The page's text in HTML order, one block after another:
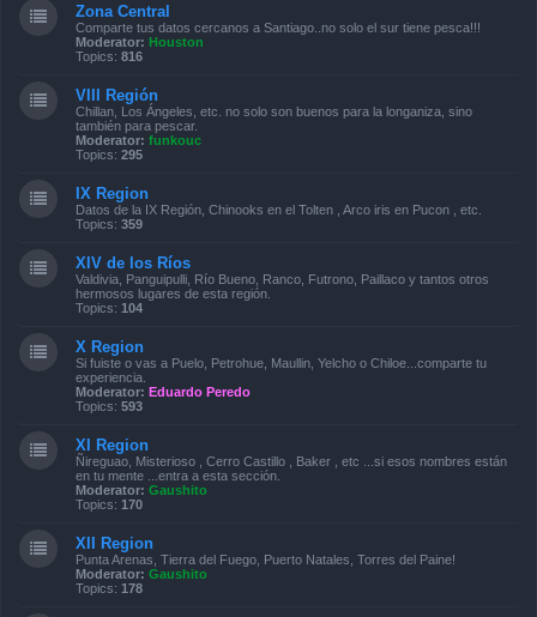
Zona Central
Comparte tus datos cercanos a Santiago..no solo el sur tiene pesca!!!
Moderator: Houston
Topics: 816
VIII Región
Chillan, Los Ángeles, etc. no solo son buenos para la longaniza, sino
también para pescar.
Moderator: funkouc
Topics: 295
IX Region
Datos de la IX Región, Chinooks en el Tolten , Arco iris en Pucon , etc.
Topics: 359
XIV de los Ríos
Valdivia, Panguipulli, Río Bueno, Ranco, Futrono, Paillaco y tantos otros
hermosos lugares de esta región.
Topics: 104
X Region
Si fuiste o vas a Puelo, Petrohue, Maullin, Yelcho o Chiloe...comparte tu
experiencia.
Moderator: Eduardo Peredo
Topics: 593
XI Region
Ñireguao, Misterioso , Cerro Castillo , Baker , etc ...si esos nombres están
en tu mente ...entra a esta sección.
Moderator: Gaushito
Topics: 170
XII Region
Punta Arenas, Tierra del Fuego, Puerto Natales, Torres del Paine!
Moderator: Gaushito
Topics: 178